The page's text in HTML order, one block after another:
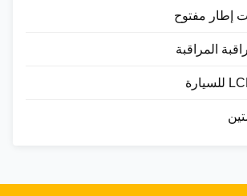
إطار مفتوح